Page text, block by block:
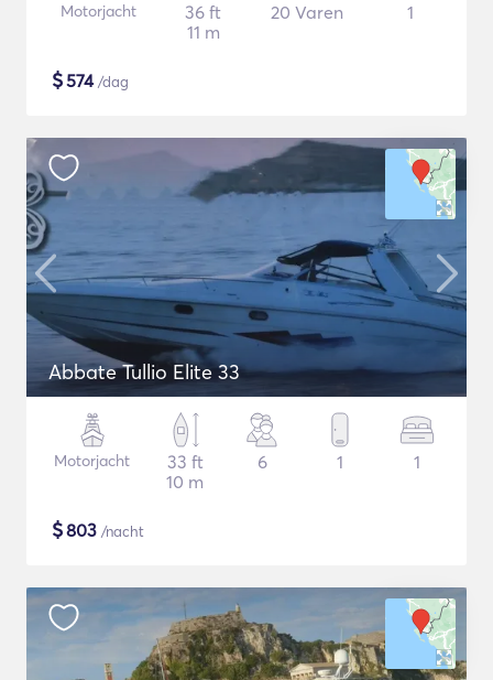
Motorjacht
36 ft
11 m
20 Varen 1
$574/dag
Abbate Tullio Elite 33
Motorjacht
33 ft
10 m
6 1 1
$803 /nacht